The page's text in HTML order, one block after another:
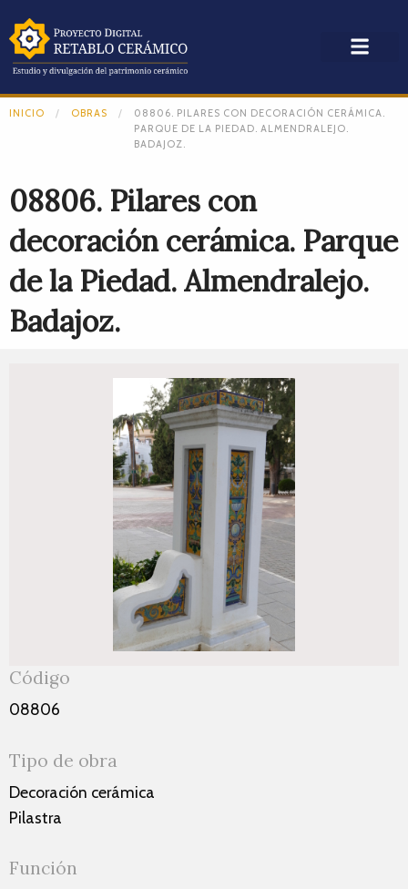
INICIO OBRAS
08806. PILARES CON DECORACIÓN CERÁMICA.
PARQUE DE LA PIEDAD. ALMENDRALEJO.
BADAJOZ.
08806. Pilares con
decoración cerámica. Parque
de la Piedad. Almendralejo.
Badajoz.
Código
08806
Tipo de obra
Decoración cerámica
Pilastra
Función